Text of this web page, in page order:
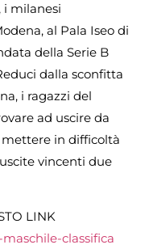
i milanesi
al Pala Iseo di
della Serie B
dalla sconfitta
i ragazzi del
ad uscire da
in difficoltà
vincenti due
LINK
classifica